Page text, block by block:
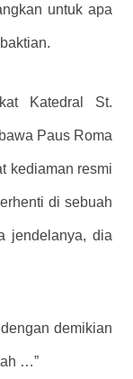
untuk apa
Katedral St.
Paus Roma
kediaman resmi
di sebuah
jendelanya, dia
demikian
…”